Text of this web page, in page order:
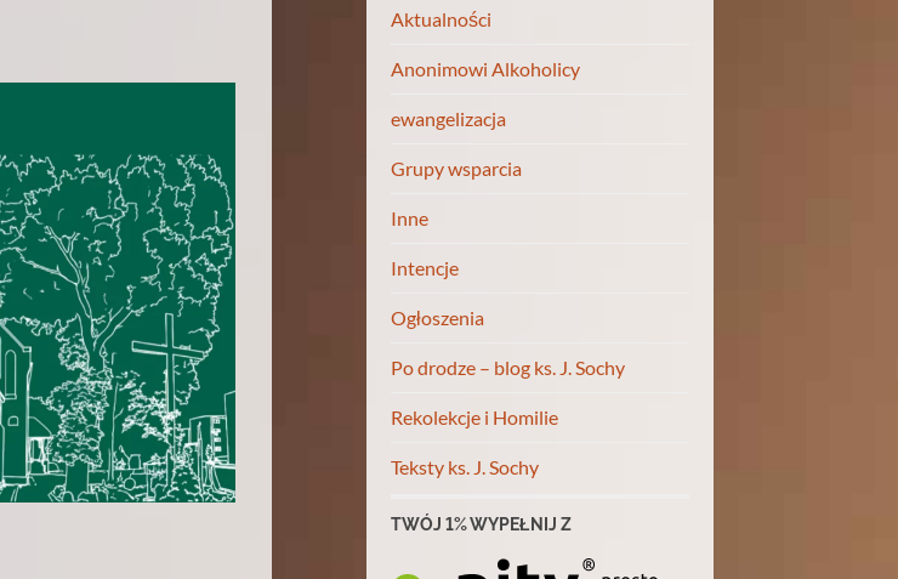
Aktualności
Anonimowi Alkoholicy
ewangelizacja
Grupy wsparcia
Inne
Intencje
Ogłoszenia
Po drodze – blog ks. J. Sochy
Rekolekcje i Homilie
Teksty ks. J. Sochy
TWÓJ 1% WYPEŁNIJ Z